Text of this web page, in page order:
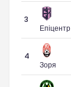
3
Епіцентр
4
Зоря